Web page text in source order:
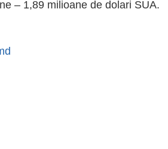
– 1,89 milioane de dolari SUA.